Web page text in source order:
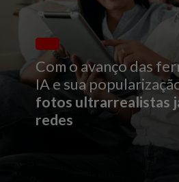
Com o avanço das
IA e sua
fotos ultrarrealistas
redes